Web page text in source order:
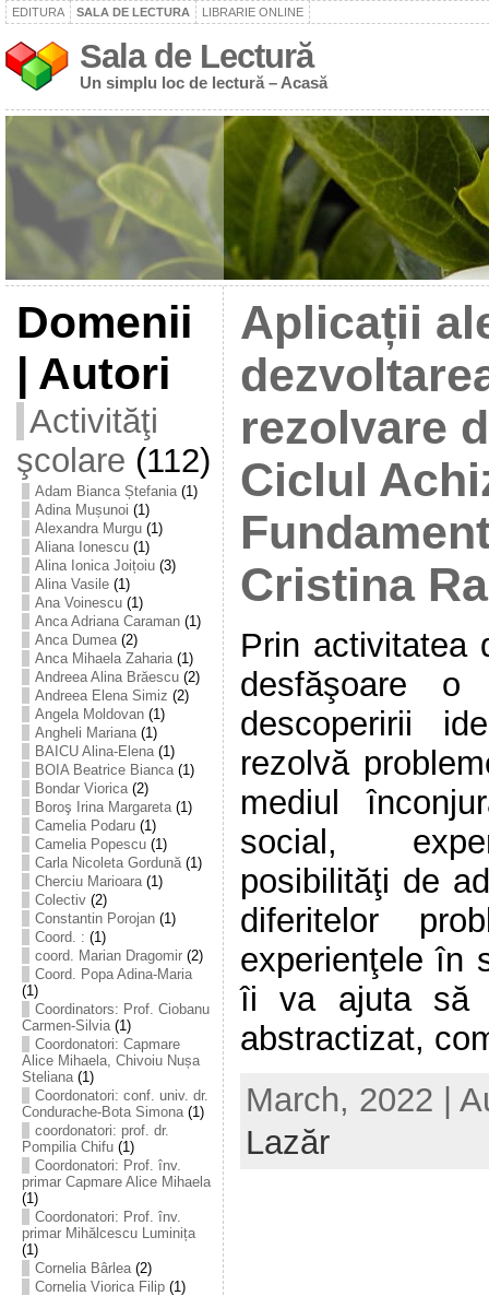
EDITURA SALA DE LECTURA LIBRARIE ONLINE
Sala de Lectură
Un simplu loc de lectură – Acasă
Domenii
| Autori
Activităţi
şcolare (112)
Adam Bianca Ștefania(1)
Adina Mușunoi (1)
Alexandra Murgu(1)
Aliana Ionescu(1)
Alina Ionica Joițoiu(3)
Alina Vasile(1)
Ana Voinescu(1)
Anca Adriana Caraman(1)
Anca Dumea(2)
Anca Mihaela Zaharia(1)
Andreea Alina Brăescu(2)
Andreea Elena Simiz (2)
Angela Moldovan(1)
Angheli Mariana(1)
BAICU Alina-Elena(1)
BOIA Beatrice Bianca(1)
Bondar Viorica(2)
Boroş Irina Margareta(1)
Camelia Podaru(1)
Camelia Popescu(1)
Carla Nicoleta Gordună(1)
Cherciu Marioara(1)
Colectiv(2)
Constantin Porojan(1)
Coord. : (1)
coord. Marian Dragomir(2)
Coord. Popa Adina-Maria
(1)
Coordinators: Prof. Ciobanu
Carmen-Silvia(1)
Coordonatori: Capmare
Alice Mihaela, Chivoiu Nușa
Steliana(1)
Coordonatori: conf. univ. dr.
Condurache-Bota Simona(1)
coordonatori: prof. dr.
Pompilia Chifu(1)
Coordonatori: Prof. înv.
primar Capmare Alice Mihaela
(1)
Coordonatori: Prof. înv.
primar Mihălcescu Luminița
(1)
Cornelia Bârlea(2)
Cornelia Viorica Filip(1)
Aplicații
rezolvare
Ciclul
Cristina
Prin activitatea
desfăşoare
descoperirii
rezolvă
mediul
social,
posibilităţi de
diferitelor
experienţele în
îi va ajuta să
abstractizat,
March, 2022 |
Lazăr